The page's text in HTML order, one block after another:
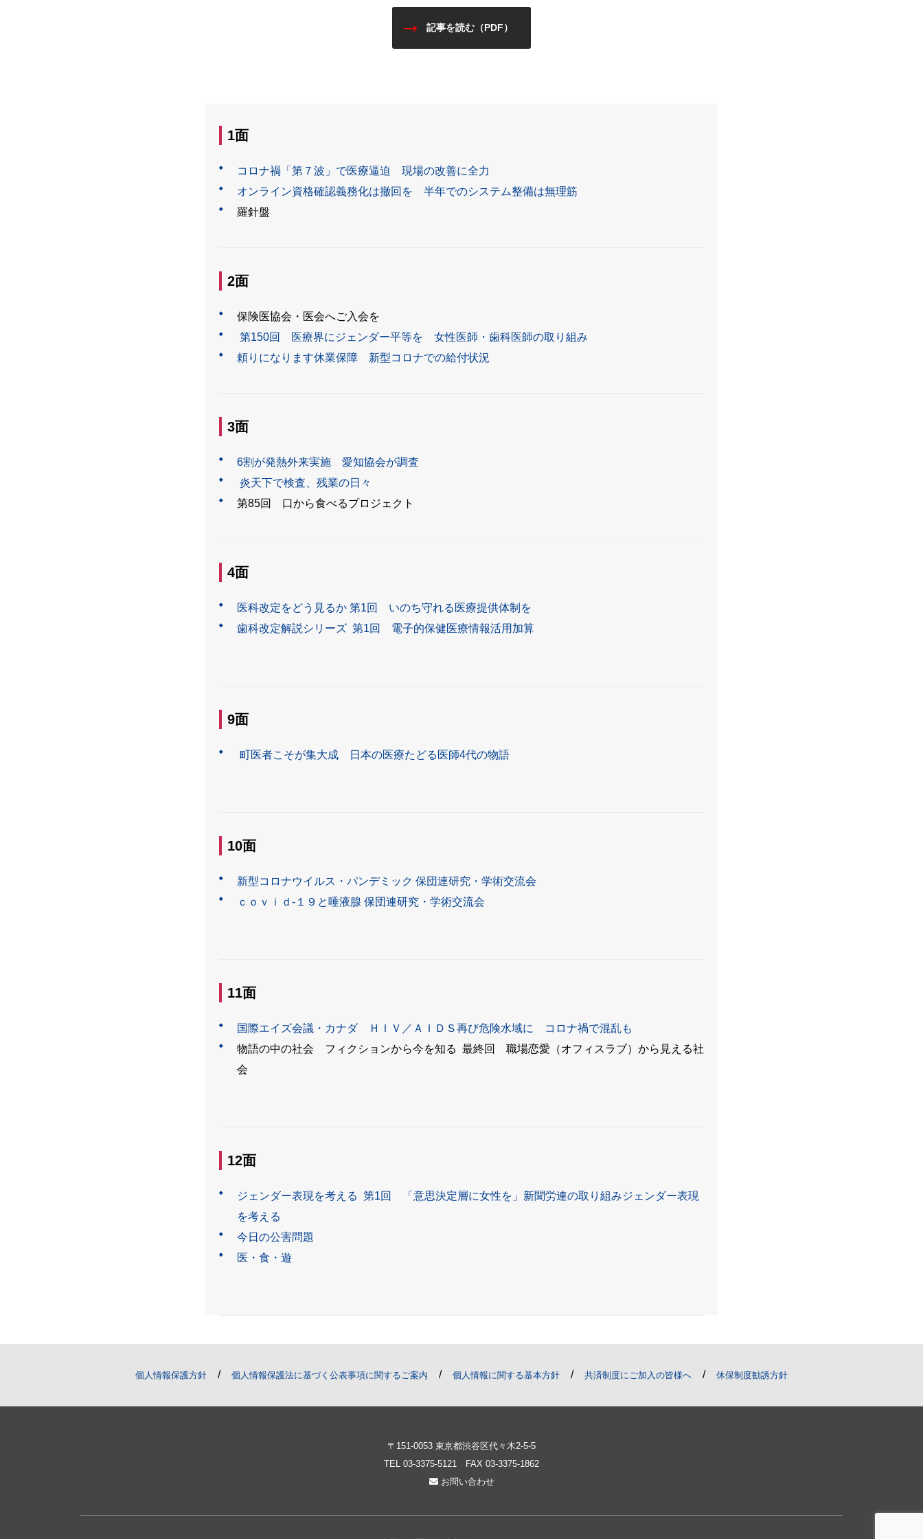
記事を読む（PDF）
1面
コロナ禍「第７波」で医療逼迫 現場の改善に全力
オンライン資格確認義務化は撤回を 半年でのシステム整備は無理筋
羅針盤
2面
保険医協会・医会へご入会を
第150回 医療界にジェンダー平等を 女性医師・歯科医師の取り組み
頼りになります休業保障 新型コロナでの給付状況
3面
6割が発熱外来実施 愛知協会が調査
炎天下で検査、残業の日々
第85回 口から食べるプロジェクト
4面
医科改定をどう見るか 第1回 いのち守れる医療提供体制を
歯科改定解説シリーズ 第1回 電子的保健医療情報活用加算
9面
町医者こそが集大成 日本の医療たどる医師4代の物語
10面
新型コロナウイルス・パンデミック 保団連研究・学術交流会
ｃｏｖｉｄ-１９と唾液腺 保団連研究・学術交流会
11面
国際エイズ会議・カナダ ＨＩＶ／ＡＩＤＳ再び危険水域に コロナ禍で混乱も
物語の中の社会 フィクションから今を知る 最終回 職場恋愛（オフィスラブ）から見える社
会
12面
ジェンダー表現を考える 第1回 「意思決定層に女性を」新聞労連の取り組みジェンダー表現
を考える
今日の公害問題
医・食・遊
個人情報保護方針 / 個人情報保護法に基づく公表事項に関するご案内 / 個人情報に関する基本方針 / 共済制度にご加入の皆様へ / 休保制度勧誘方針
〒151-0053 東京都渋谷区代々木2-5-5
TEL 03-3375-5121 FAX 03-3375-1862
お問い合わせ